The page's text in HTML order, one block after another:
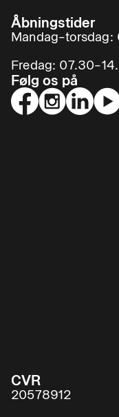
Åbningstider
Mandag–torsdag:
Fredag:
Følg os på
CVR
20578912